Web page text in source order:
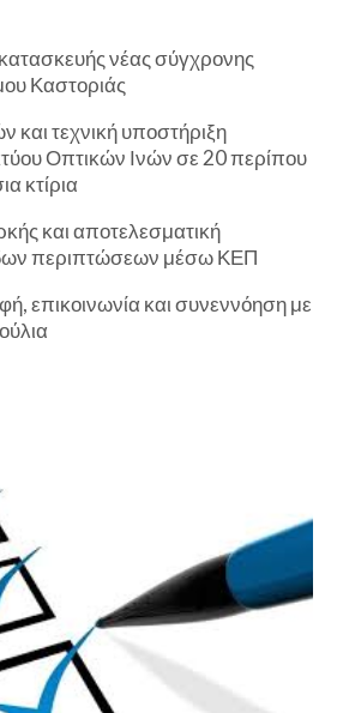
νέας σύγχρονης
Καστοριάς
και τεχνική υποστήριξη
Οπτικών Ινών σε 20 περίπου
κτίρια
και αποτελεσματική
περιπτώσεων μέσω ΚΕΠ
επικοινωνία και συνεννόηση με